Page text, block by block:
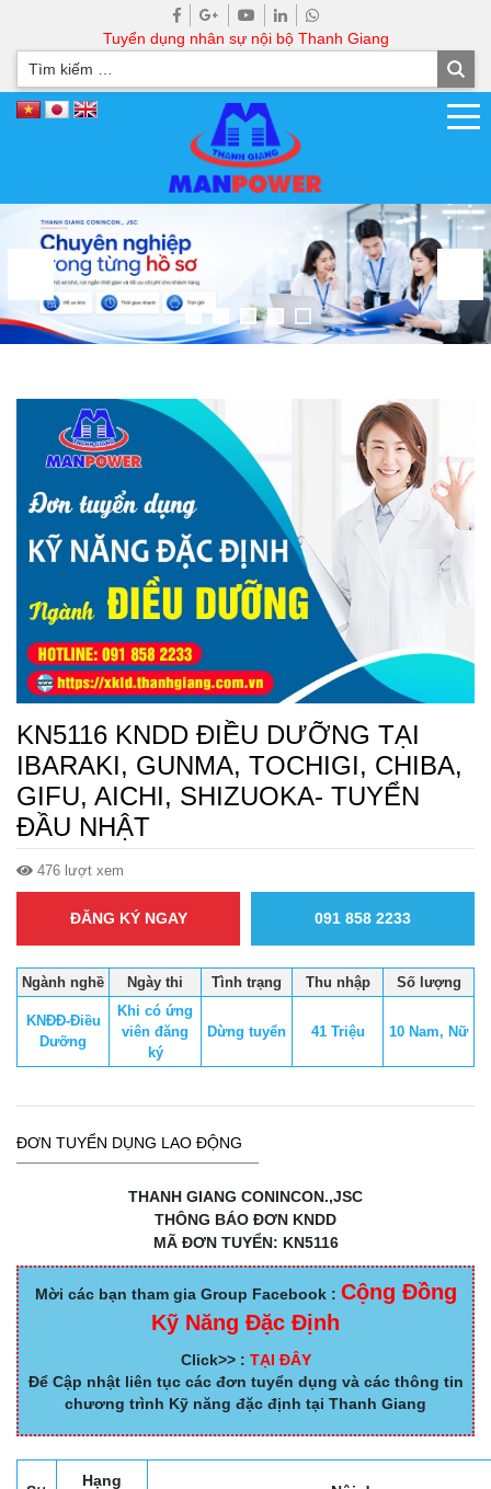
Tuyển dụng nhân sự nội bộ Thanh Giang
KN5116 KNDD ĐIỀU DƯỠNG TẠI
IBARAKI, GUNMA, TOCHIGI, CHIBA,
GIFU, AICHI, SHIZUOKA- TUYỂN
ĐẦU NHẬT
476 lượt xem
ĐĂNG KÝ NGAY 091 858 2233
Ngành nghề Ngày thi Tình trạng Thu nhập Số lượng
KNĐĐ-Điều
Dưỡng
Khi có ứng
viên đăng
ký
Dừng tuyển 41 Triệu 10 Nam, Nữ
ĐƠN TUYỂN DỤNG LAO ĐỘNG
THANH GIANG CONINCON.,JSC
THÔNG BÁO ĐƠN KNDD
MÃ ĐƠN TUYỂN: KN5116
Mời các bạn tham gia Group Facebook : Cộng Đồng
Kỹ Năng Đặc Định
Click>> : TẠI ĐÂY
Để Cập nhật liên tục các đơn tuyển dụng và các thông tin
chương trình Kỹ năng đặc định tại Thanh Giang
Hạng